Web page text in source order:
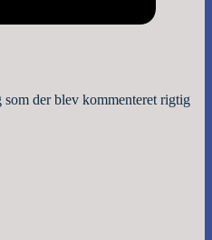
der blev kommenteret rigtig